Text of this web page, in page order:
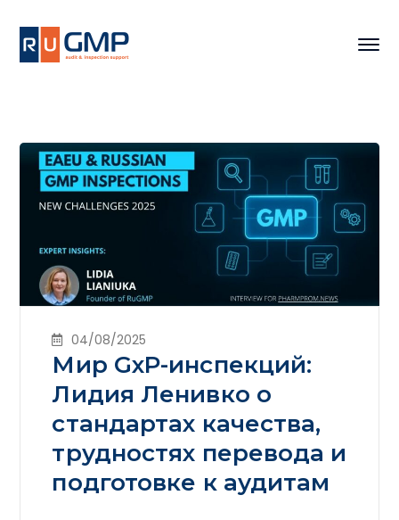
04/08/2025
Мир GxP-инспекций:
Лидия Ленивко о
стандартах качества,
трудностях перевода и
подготовке к аудитам